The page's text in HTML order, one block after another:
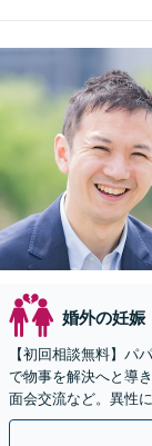
婚外の妊娠
【初回相談無料】パ
で物事を解決へと導
面会交流など。異性
軽にご相談ください